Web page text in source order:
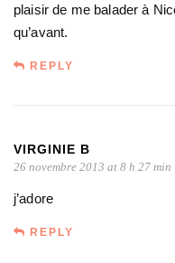
plaisir de me balader à
qu’avant.
REPLY
VIRGINIE B
26 novembre 2013 at 8 h 27 min
j’adore
REPLY